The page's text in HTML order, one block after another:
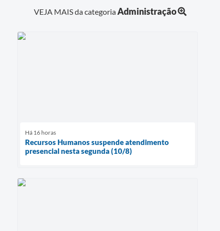
VEJA MAIS da categoriaAdministração
Há 16 horas
Recursos Humanos suspende atendimento
presencial nesta segunda (10/8)